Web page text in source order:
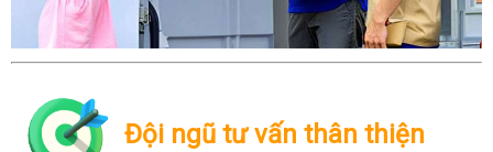
Đội ngũ tư vấn thân thiện